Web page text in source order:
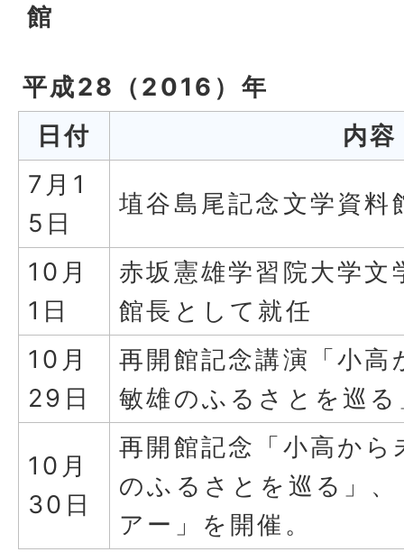
館
平成28（2016）年
日付
内容
7月1
5日
埴谷島尾記念文学資料
10月
1日
赤坂憲雄学習院大学文
館長として就任
10月
29日
再開館記念講演「小
敏雄のふるさとを巡
10月
30日
再開館記念「小高か
のふるさとを巡る」
アー」を開催。